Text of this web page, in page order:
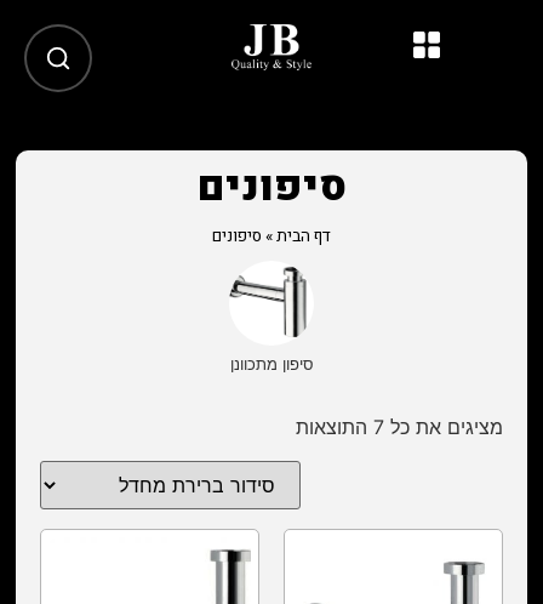
סיפונים
דף הבית» סיפונים
סיפון מתכוונן
מציגים את כל ⁦7⁩ התוצאות